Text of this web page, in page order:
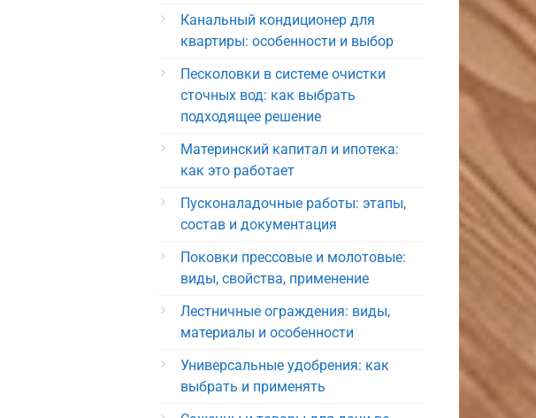
Канальный кондиционер для
квартиры: особенности и выбор
Песколовки в системе очистки
сточных вод: как выбрать
подходящее решение
Материнский капитал и ипотека:
как это работает
Пусконаладочные работы: этапы,
состав и документация
Поковки прессовые и молотовые:
виды, свойства, применение
Лестничные ограждения: виды,
материалы и особенности
Универсальные удобрения: как
выбрать и применять